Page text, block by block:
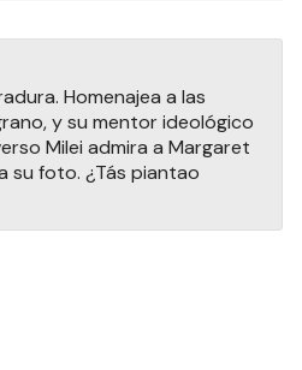
Homenajea a las
y su mentor ideológico
Milei admira a Margaret
su foto. ¿Tás piantao